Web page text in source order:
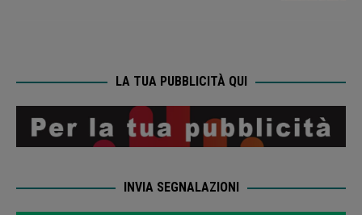
LA TUA PUBBLICITÀ QUI
INVIA SEGNALAZIONI